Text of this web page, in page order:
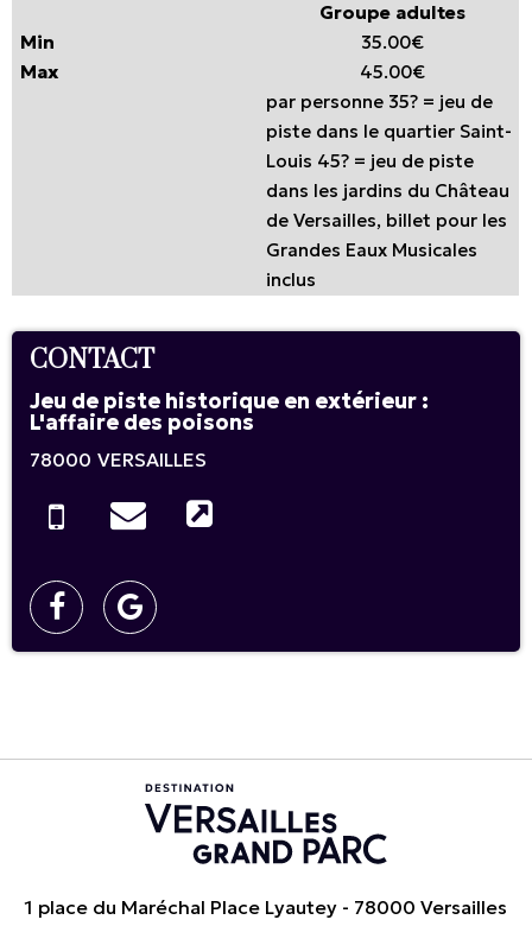
Groupe adultes
35.00€
45.00€
par personne 35? = jeu de
piste dans le quartier Saint-
Louis 45? = jeu de piste
dans les jardins du Château
de Versailles, billet pour les
Grandes Eaux Musicales
inclus
CONTACT
Jeu de piste historique en extérieur :
L'affaire des poisons
78000 VERSAILLES
1 place du Maréchal Place Lyautey - 78000 Versailles